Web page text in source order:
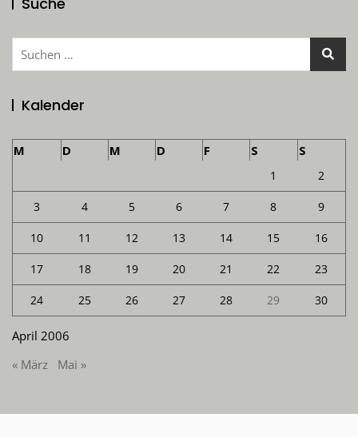
Suchen
Kalender
April 2006
M D M D F S S
1 2
3 4 5 6 7 8 9
10 11 12 13 14 15 16
17 18 19 20 21 22 23
24 25 26 27 28 29 30
« März Mai »